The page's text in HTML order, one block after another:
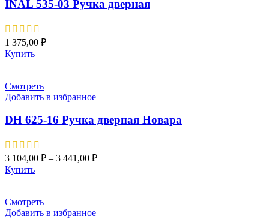
INAL 535-03 Pучка дверная
1 375,00 ₽
Купить
Смотреть
Добавить в избранное
DH 625-16 Pучка дверная Новара
3 104,00 ₽ – 3 441,00 ₽
Купить
Смотреть
Добавить в избранное